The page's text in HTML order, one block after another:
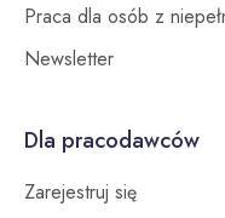
Praca dla osób z
Newsletter
Dla pracodawców
Zarejestruj się